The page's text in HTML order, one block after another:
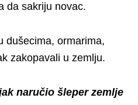
da sakriju novac.
dušecima, ormarima,
zakopavali u zemlju.
naručio šleper zemlje